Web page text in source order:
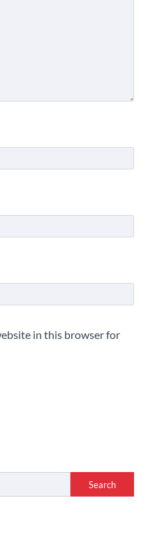
in this browser for
Search